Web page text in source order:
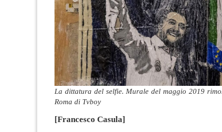
La dittatura del selfie. Murale del maggio 2019
Roma di Tvboy
[Francesco Casula]